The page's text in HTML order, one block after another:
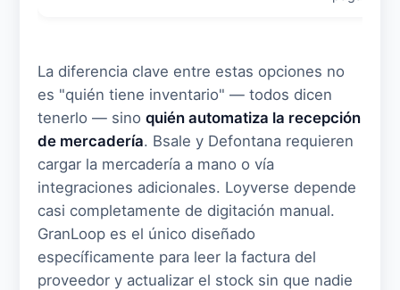
La diferencia clave entre estas opciones no
es "quién tiene inventario" — todos dicen
tenerlo — sinoquién automatiza la recepción
de mercadería. Bsale y Defontana requieren
cargar la mercadería a mano o vía
integraciones adicionales. Loyverse depende
casi completamente de digitación manual.
GranLoop es el único diseñado
específicamente para leer la factura del
proveedor y actualizar el stock sin que nadie